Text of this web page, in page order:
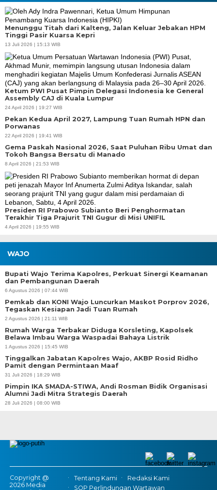
Menunggu Titah dari Kalteng, Jalan Keluar Jebakan HPM
Tinggi Pasir Kuarsa Kepri
13 Juli 2026 | 15:13 WIB
Ketum PWI Pusat Pimpin Delegasi Indonesia ke General
Assembly CAJ di Kuala Lumpur
24 April 2026 | 19:27 WIB
Pekan Kedua April 2027, Lampung Tuan Rumah HPN dan
Porwanas
22 April 2026 | 19:41 WIB
Gema Paskah Nasional 2026, Saat Puluhan Ribu Umat dan
Tokoh Bangsa Bersatu di Manado
8 April 2026 | 21:53 WIB
Presiden RI Prabowo Subianto Beri Penghormatan
Terakhir Tiga Prajurit TNI Gugur di Misi UNIFIL
4 April 2026 | 19:55 WIB
WAJO
Bupati Wajo Terima Kapolres, Perkuat Sinergi Keamanan
dan Pembangunan Daerah
6 Agustus 2026 | 07:44 WIB
Pemkab dan KONI Wajo Luncurkan Maskot Porprov 2026,
Tegaskan Kesiapan Jadi Tuan Rumah
2 Agustus 2026 | 21:11 WIB
Rumah Warga Terbakar Diduga Korsleting, Kapolsek
Belawa Imbau Warga Waspadai Bahaya Listrik
1 Agustus 2026 | 15:45 WIB
Tinggalkan Jabatan Kapolres Wajo, AKBP Rosid Ridho
Pamit dengan Permintaan Maaf
31 Juli 2026 | 18:29 WIB
Pimpin IKA SMADA-STIWA, Andi Rosman Bidik Organisasi
Alumni Jadi Mitra Strategis Daerah
28 Juli 2026 | 08:00 WIB
Copyright @
2026 Media
Tentang Kami
Redaksi Kami
SOP Perlindungan Wartawan